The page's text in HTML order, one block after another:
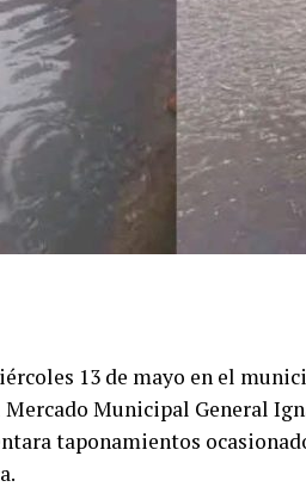
13 de mayo en el
Municipal General
taponamientos